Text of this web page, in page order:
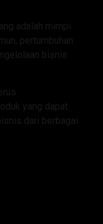
adalah mimpi
pertumbuhan
bisnis
yang dapat
dari berbagai